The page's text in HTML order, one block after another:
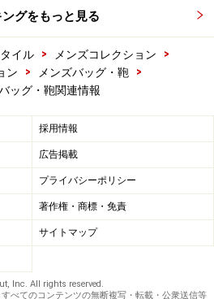
グをもっと見る
イル > メンズコレクション
>
ン
> メンズバッグ・鞄
>
ッグ・鞄関連情報
採用情報
広告掲載
プライバシーポリシー
著作権・商標・免責
サイトマップ
Inc. All rights reserved.
べてのコンテンツの無断複写・転載・公衆送信等